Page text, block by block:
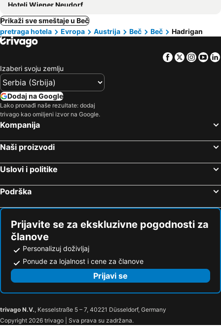
Hoteli Wiener Neudorf
Prikaži sve smeštaje u Beč
pretraga hotela
Evropa Austrija Beč Beč Hadrigan
Facebook
Twitter
Izaberi svoju zemlju
Dodaj na Google
Lako pronađi naše rezultate: dodaj
trivago kao omiljeni izvor na Google.
Kompanija
Naši proizvodi
Uslovi i politike
Podrška
Prijavite se za ekskluzivne pogodnosti za
članove
Personalizuj doživljaj
Ponude za lojalnost i cene za članove
Prijavi se
trivago N.V., Kesselstraße 5 – 7, 40221 Düsseldorf, Germany
Copyright 2026 trivago | Sva prava su zadržana.